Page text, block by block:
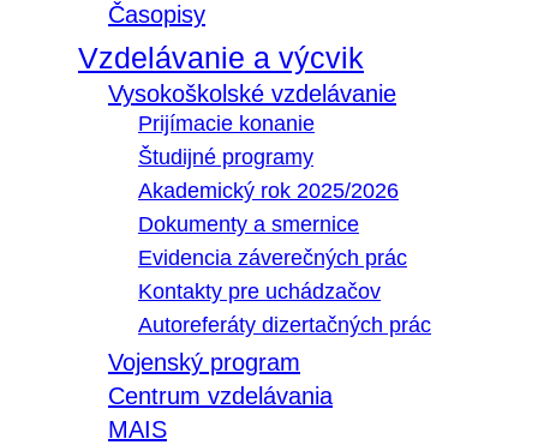
Časopisy
Vzdelávanie a výcvik
Vysokoškolské vzdelávanie
Prijímacie konanie
Študijné programy
Akademický rok 2025/2026
Dokumenty a smernice
Evidencia záverečných prác
Kontakty pre uchádzačov
Autoreferáty dizertačných prác
Vojenský program
Centrum vzdelávania
MAIS